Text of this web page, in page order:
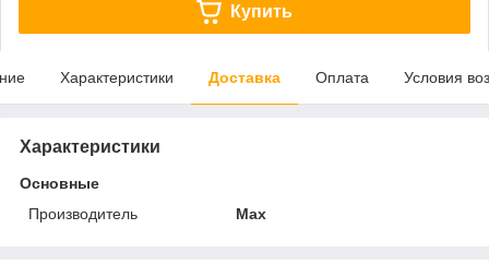
Купить
Характеристики Доставка Оплата Условия
Характеристики
Основные
Производитель
Max